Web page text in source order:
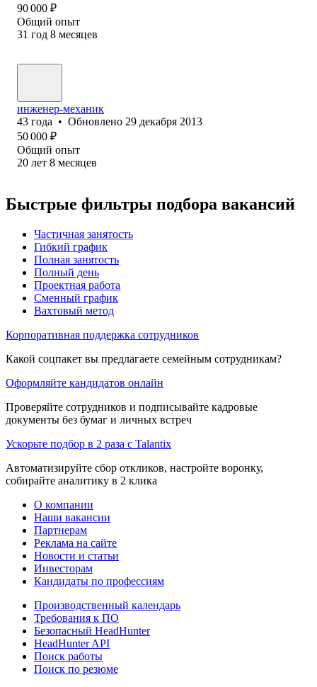
90 000 ₽
Общий опыт
31 год 8 месяцев
инженер-механик
43 года • Обновлено 29 декабря 2013
50 000 ₽
Общий опыт
20 лет 8 месяцев
Быстрые фильтры подбора вакансий
Частичная занятость
Гибкий график
Полная занятость
Полный день
Проектная работа
Сменный график
Вахтовый метод
Корпоративная поддержка сотрудников
Какой соцпакет вы предлагаете семейным сотрудникам?
Оформляйте кандидатов онлайн
Проверяйте сотрудников и подписывайте кадровые
документы без бумаг и личных встреч
Ускорьте подбор в 2 раза с Talantix
Автоматизируйте сбор откликов, настройте воронку,
собирайте аналитику в 2 клика
О компании
Наши вакансии
Партнерам
Реклама на сайте
Новости и статьи
Инвесторам
Кандидаты по профессиям
Производственный календарь
Требования к ПО
Безопасный HeadHunter
HeadHunter API
Поиск работы
Поиск по резюме